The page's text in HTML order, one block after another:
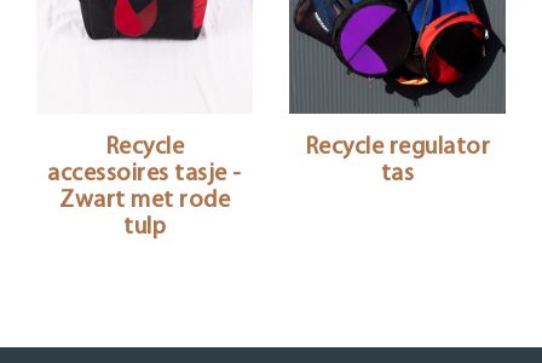
Recycle
accessoires tasje -
Zwart met rode
tulp
Recycle regulator
tas